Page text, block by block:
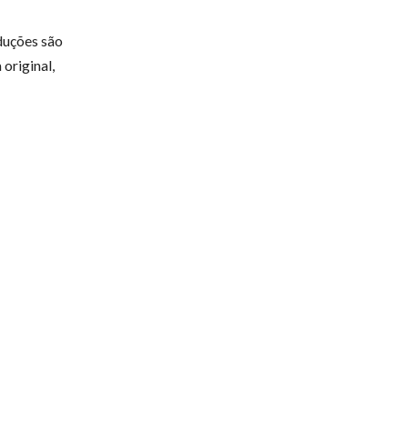
são
original,